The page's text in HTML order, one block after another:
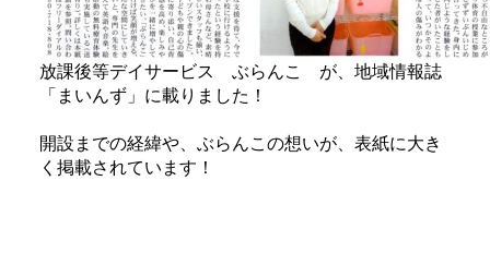
放課後等デイサービス ぶらんこ が、地域情報誌
「まいんず」に載りました！
開設までの経緯や、ぶらんこの想いが、表紙に大き
く掲載されています！